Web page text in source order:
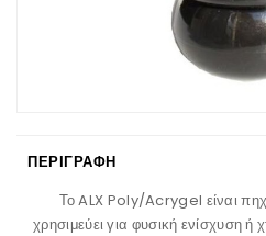
ΠΕΡΙΓΡΑΦΉ
Το ALX Poly/Acrygel είναι
χρησιμεύει για φυσική ενίσχυση ή